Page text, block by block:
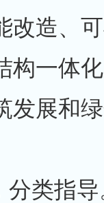
改造、
构一体
发展和
类指导